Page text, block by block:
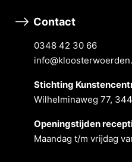
Contact
0348 42 30 66
Stichting
Wilhelminaweg 77,
Openingstĳden
Maandag t/m vrĳdag